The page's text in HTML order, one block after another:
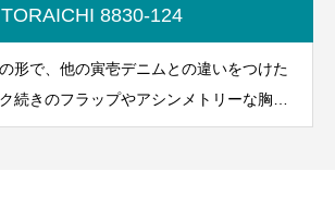
TORAICHI 8830-124
形で、他の寅壱デニムとの違いをつけた
続きのフラップやアシンメトリーな胸ポ
仕上げたパターンなど、拘りを随所に入